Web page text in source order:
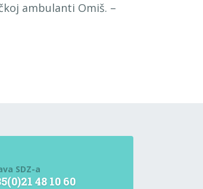
ambulanti Omiš. –
SDZ-a
48 10 60